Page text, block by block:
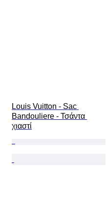
Louis Vuitton - Sac
Bandouliere - Τσάντα
χιαστί